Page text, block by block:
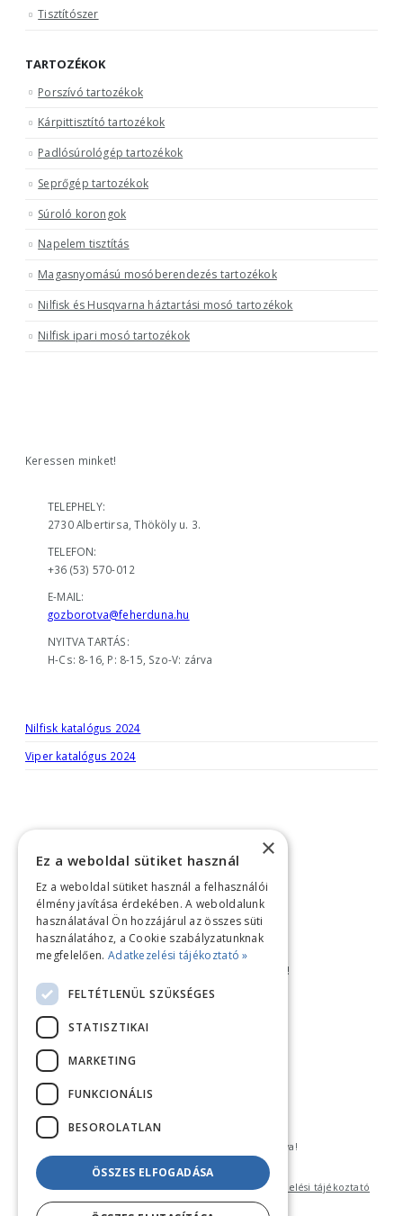
Tisztítószer
TARTOZÉKOK
Porszívó tartozékok
Kárpittisztító tartozékok
Padlósúrológép tartozékok
Seprőgép tartozékok
Súroló korongok
Napelem tisztítás
Magasnyomású mosóberendezés tartozékok
Nilfisk és Husqvarna háztartási mosó tartozékok
Nilfisk ipari mosó tartozékok
Keressen minket!
TELEPHELY:
2730 Albertirsa, Thököly u. 3.
TELEFON:
+36 (53) 570-012
E-MAIL:
gozborotva@feherduna.hu
NYITVA TARTÁS:
H-Cs: 8-16, P: 8-15, Szo-V: zárva
Nilfisk katalógus 2024
Viper katalógus 2024
Bankkártyás fizetési tájékoztató
AZ ÁRAK TÁJÉKOZTATÓ JELLEGŰEK!
Copyright © 2018 feherduna.hu - Minden jog fenntartva!
Általános szerződési feltételek (ÁSZF) Adatkezelési tájékoztató
×
Ez a weboldal sütiket használ
Ez a weboldal sütiket használ a felhasználói
élmény javítása érdekében. A weboldalunk
használatával Ön hozzájárul az összes süti
használatához, a Cookie szabályzatunknak
megfelelően. Adatkezelési tájékoztató »
FELTÉTLENÜL SZÜKSÉGES
STATISZTIKAI
MARKETING
FUNKCIONÁLIS
BESOROLATLAN
ÖSSZES ELFOGADÁSA